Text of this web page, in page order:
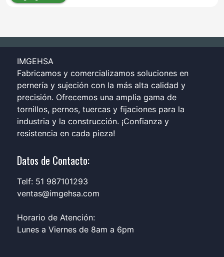
IMGEHSA
Fabricamos y comercializamos soluciones en
pernería y sujeción con la más alta calidad y
precisión. Ofrecemos una amplia gama de
tornillos, pernos, tuercas y fijaciones para la
industria y la construcción. ¡Confianza y
resistencia en cada pieza!
Datos de Contacto:
Telf: 51 987101293
ventas@imgehsa.com
Horario de Atención:
Lunes a Viernes de 8am a 6pm